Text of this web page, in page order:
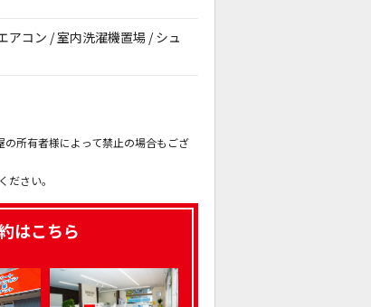
アコン / 室内洗濯機置場 / シュ
所有者様によって禁止の場合もござ
さい。
はこちら